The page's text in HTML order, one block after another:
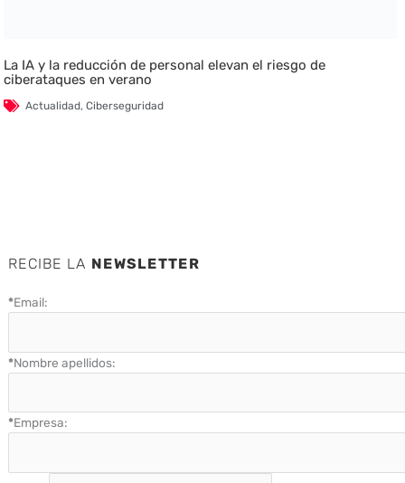
La IA y la reducción de personal elevan el riesgo de
ciberataques en verano
Actualidad,Ciberseguridad
RECIBE LA NEWSLETTER
*Email:
*Nombre apellidos:
*Empresa: